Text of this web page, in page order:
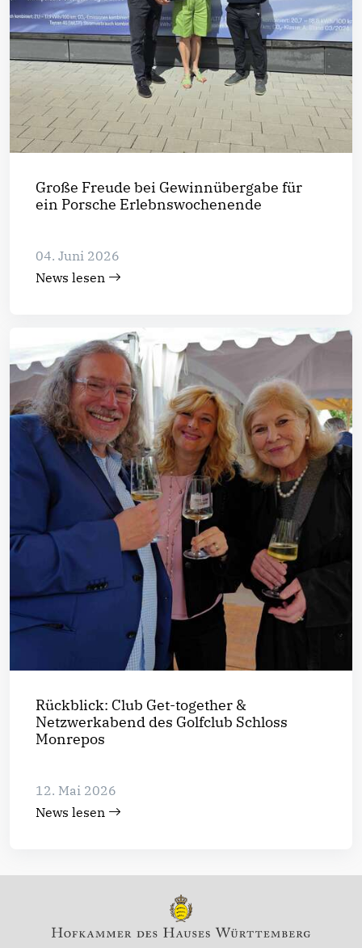
Große Freude bei Gewinnübergabe für
ein Porsche Erlebnswochenende
04. Juni 2026
News lesen
Rückblick: Club Get-together &
Netzwerkabend des Golfclub Schloss
Monrepos
12. Mai 2026
News lesen